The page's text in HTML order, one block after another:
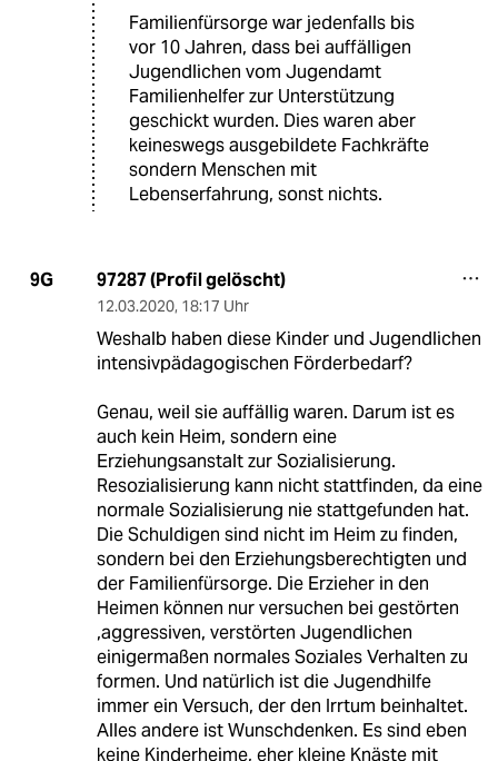
Familienfürsorge war jedenfalls bis
vor 10 Jahren, dass bei auffälligen
Jugendlichen vom Jugendamt
Familienhelfer zur Unterstützung
geschickt wurden. Dies waren aber
keineswegs ausgebildete Fachkräfte
sondern Menschen mit
Lebenserfahrung, sonst nichts.
9G 97287 (Profil gelöscht)
12.03.2020, 18:17 Uhr
Weshalb haben diese Kinder und Jugendlichen
intensivpädagogischen Förderbedarf?
Genau, weil sie auffällig waren. Darum ist es
auch kein Heim, sondern eine
Erziehungsanstalt zur Sozialisierung.
Resozialisierung kann nicht stattfinden, da eine
normale Sozialisierung nie stattgefunden hat.
Die Schuldigen sind nicht im Heim zu finden,
sondern bei den Erziehungsberechtigten und
der Familienfürsorge. Die Erzieher in den
Heimen können nur versuchen bei gestörten
,aggressiven, verstörten Jugendlichen
einigermaßen normales Soziales Verhalten zu
formen. Und natürlich ist die Jugendhilfe
immer ein Versuch, der den Irrtum beinhaltet.
Alles andere ist Wunschdenken. Es sind eben
keine Kinderheime, eher kleine Knäste mit